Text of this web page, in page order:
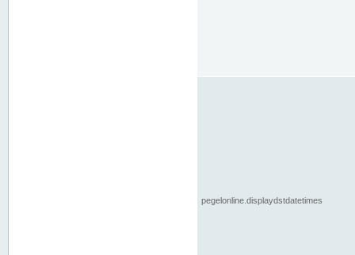
pegelonline.displaydstdatetimes